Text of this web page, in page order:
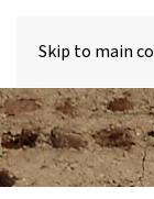
Skip to main